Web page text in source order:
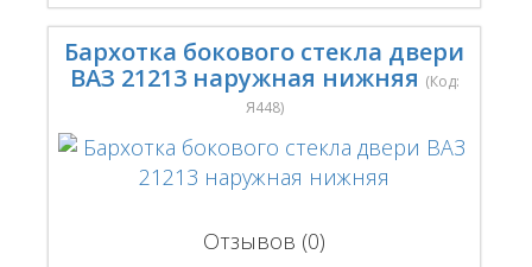
Бархотка бокового стекла двери
ВАЗ 21213 наружная нижняя (Код:
Я448)
Отзывов (0)